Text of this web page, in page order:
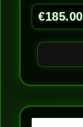
€185.00